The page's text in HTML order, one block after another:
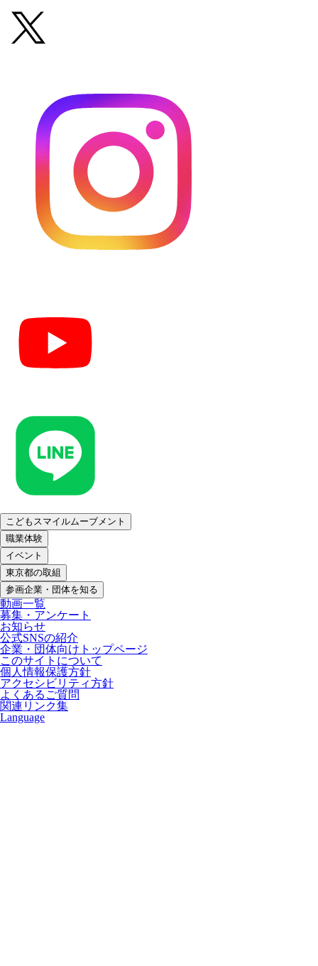
こどもスマイルムーブメント
職業体験
イベント
東京都の取組
参画企業・団体を知る
動画一覧
募集・アンケート
お知らせ
公式SNSの紹介
企業・団体向けトップページ
このサイトについて
個人情報保護方針
アクセシビリティ方針
よくあるご質問
関連リンク集
Language